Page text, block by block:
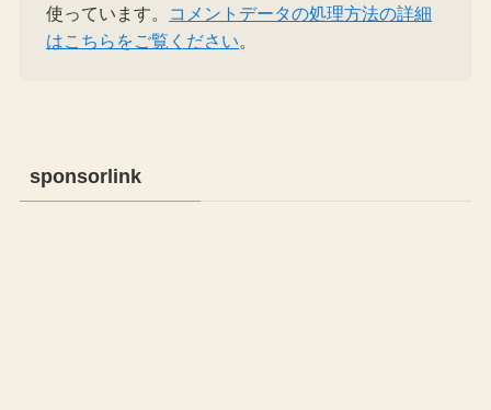
使っています。
コメントデータの処理方法の詳細
はこちらをご覧ください
sponsorlink